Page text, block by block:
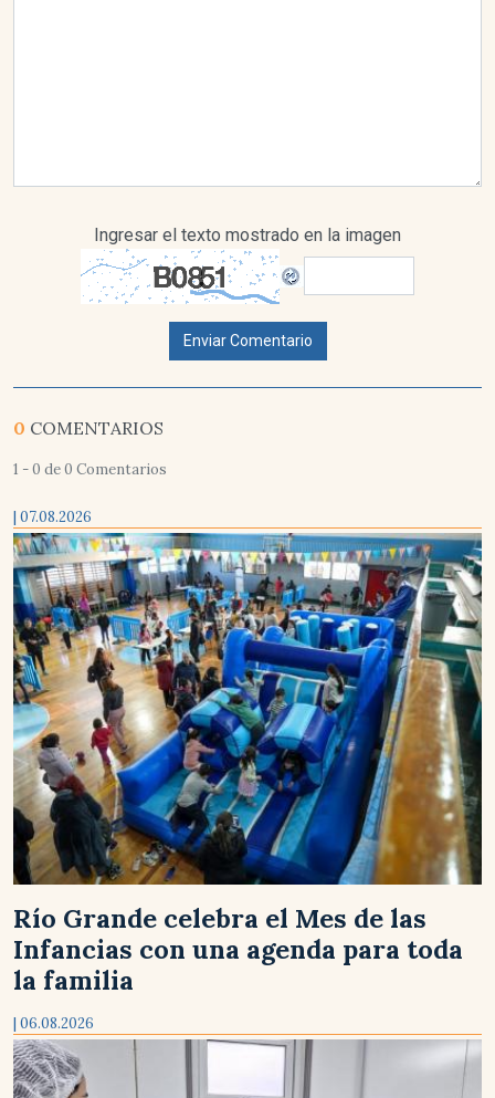
Ingresar el texto mostrado en la imagen
Enviar Comentario
0 COMENTARIOS
1 - 0 de 0 Comentarios
| 07.08.2026
Río Grande celebra el Mes de las
Infancias con una agenda para toda
la familia
| 06.08.2026